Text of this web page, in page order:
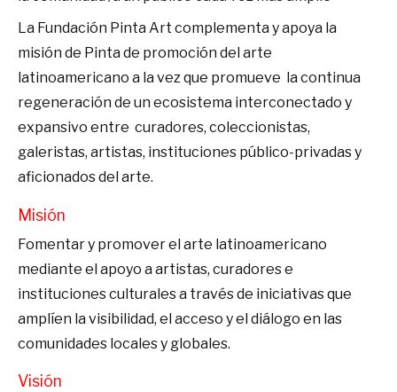
La Fundación Pinta Art complementa y apoya la
misión de Pinta de promoción del arte
latinoamericano a la vez que promueve la continua
regeneración de un ecosistema interconectado y
expansivo entre curadores, coleccionistas,
galeristas, artistas, instituciones público-privadas y
aficionados del arte.
Misión
Fomentar y promover el arte latinoamericano
mediante el apoyo a artistas, curadores e
instituciones culturales a través de iniciativas que
amplíen la visibilidad, el acceso y el diálogo en las
comunidades locales y globales.
Visión